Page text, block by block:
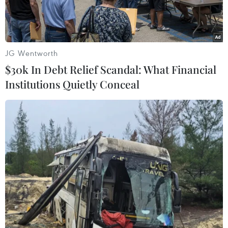
Lao động tại Đức. (Nguồn: TTXVN)
Châu Âu đang đối mặt với một nghịch lý ngày
càng rõ rệt: các nền kinh tế thiếu hụt lao động
nghiêm trọng trong khi nhiều chính phủ lại tiếp
tục siết chặt chính sách nhập cư.
JG Wentworth
$30k In Debt Relief Scandal: What Financial
Institutions Quietly Conceal